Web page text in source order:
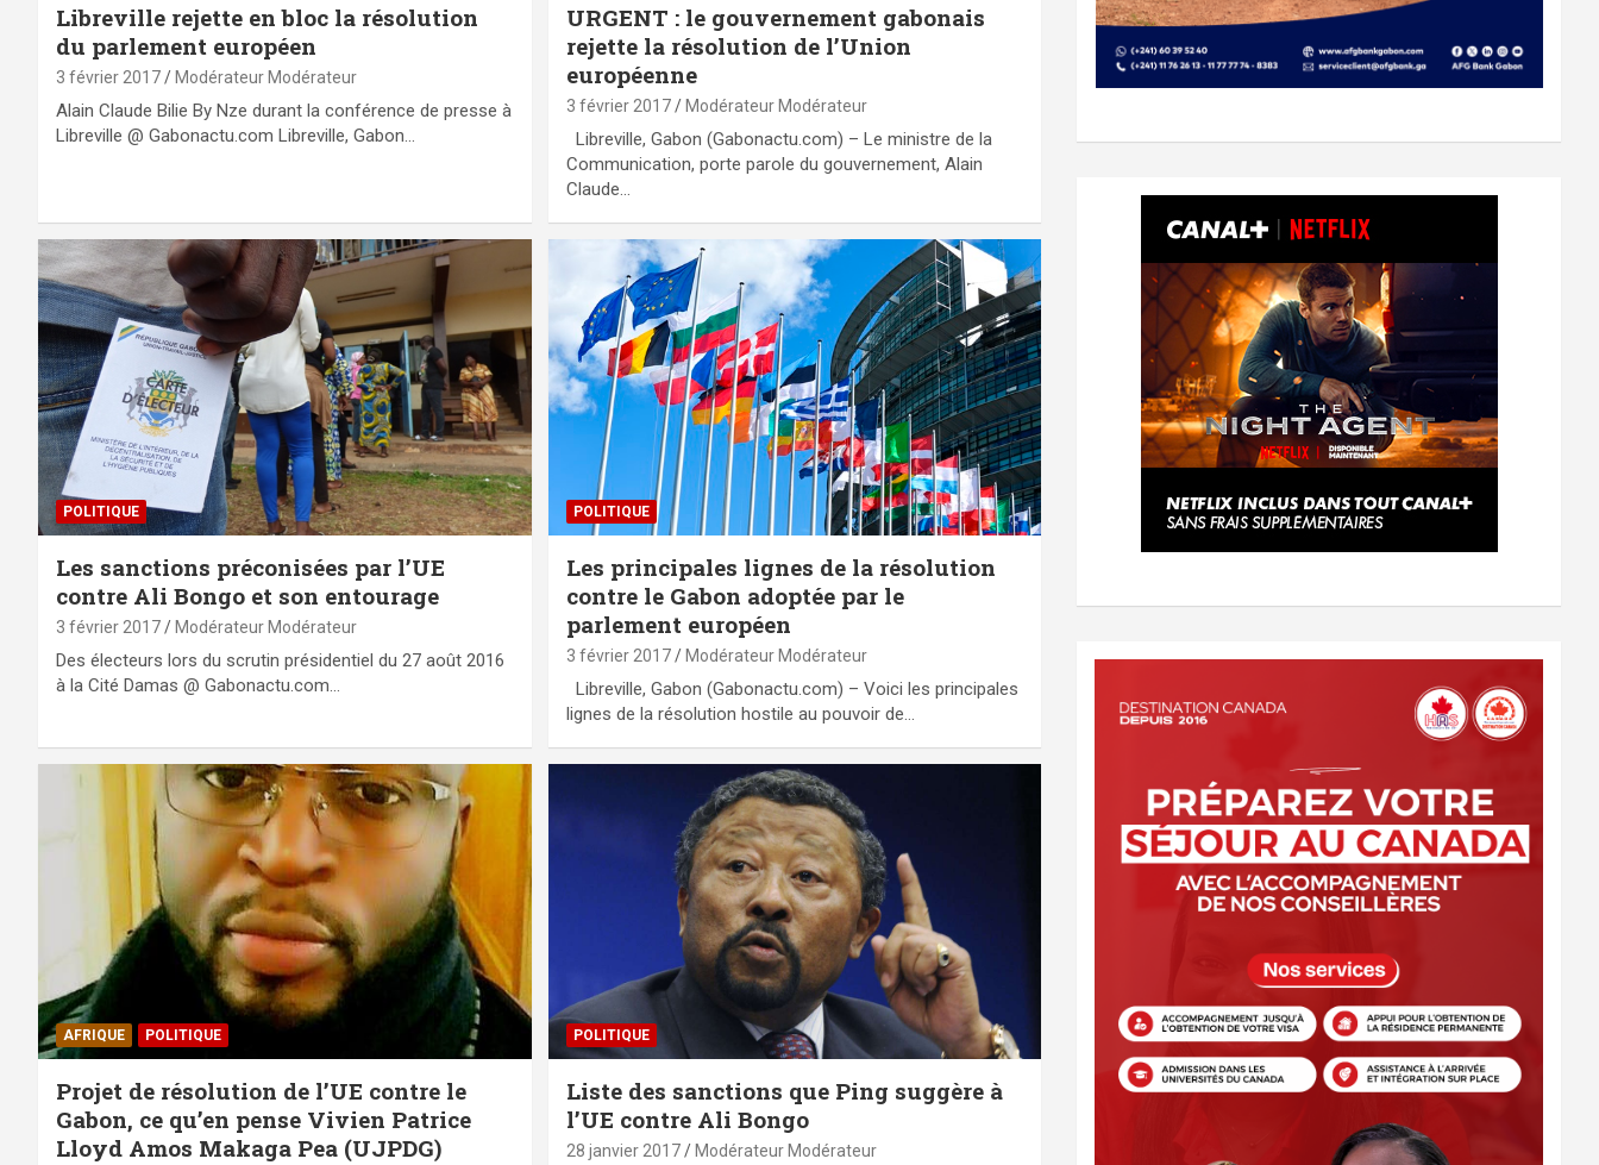
Libreville rejette en bloc la résolution
du parlement européen
3 février 2017 Modérateur Modérateur
Alain Claude Bilie By Nze durant la conférence de presse à
Libreville @ Gabonactu.com Libreville, Gabon…
URGENT : le gouvernement gabonais
rejette la résolution de l’Union
européenne
3 février 2017 Modérateur Modérateur
Libreville, Gabon (Gabonactu.com) – Le ministre de la
Communication, porte parole du gouvernement, Alain
Claude…
POLITIQUE
Les sanctions préconisées par l’UE
contre Ali Bongo et son entourage
3 février 2017 Modérateur Modérateur
Des électeurs lors du scrutin présidentiel du 27 août 2016
à la Cité Damas @ Gabonactu.com…
POLITIQUE
Les principales lignes de la résolution
contre le Gabon adoptée par le
parlement européen
3 février 2017 Modérateur Modérateur
Libreville, Gabon (Gabonactu.com) – Voici les principales
lignes de la résolution hostile au pouvoir de…
AFRIQUE POLITIQUE
Projet de résolution de l’UE contre le
Gabon, ce qu’en pense Vivien Patrice
Lloyd Amos Makaga Pea (UJPDG)
POLITIQUE
Liste des sanctions que Ping suggère à
l’UE contre Ali Bongo
28 janvier 2017 Modérateur Modérateur